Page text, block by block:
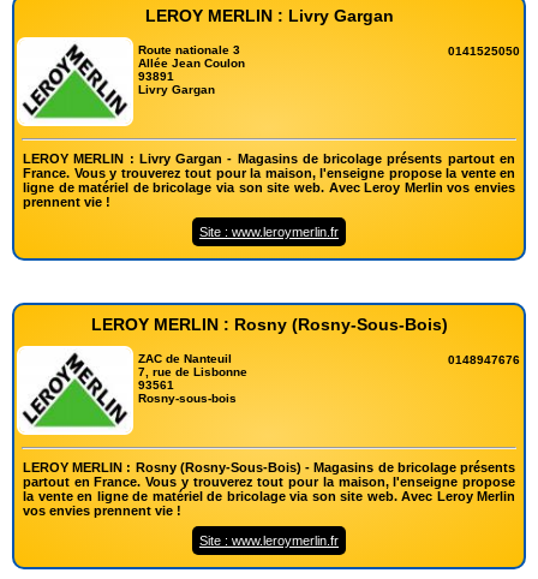
LEROY MERLIN : Livry Gargan
Route nationale 3
Allée Jean Coulon
93891
Livry Gargan
0141525050
LEROY MERLIN : Livry Gargan - Magasins de bricolage présents partout en
France. Vous y trouverez tout pour la maison, l'enseigne propose la vente en
ligne de matériel de bricolage via son site web. Avec Leroy Merlin vos envies
prennent vie !
Site : www.leroymerlin.fr
LEROY MERLIN : Rosny (Rosny-Sous-Bois)
ZAC de Nanteuil
7, rue de Lisbonne
93561
Rosny-sous-bois
0148947676
LEROY MERLIN : Rosny (Rosny-Sous-Bois) - Magasins de bricolage présents
partout en France. Vous y trouverez tout pour la maison, l'enseigne propose
la vente en ligne de matériel de bricolage via son site web. Avec Leroy Merlin
vos envies prennent vie !
Site : www.leroymerlin.fr